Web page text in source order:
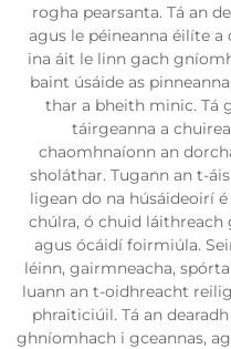
rogha pearsanta. Tá an
agus le péineanna éilíte
ina áit le linn gach
baint úsáide as
thar a bheith minic. Tá
táirgeanna a
chaomhnaíonn an
sholáthar. Tugann an t-
ligean do na húsáideoirí
chúlra, ó chuid
agus ócáidí foirmiúla.
léinn, gairmneacha,
luann an t-oidhreacht
phraiticiúil. Tá an
ghníomhach i gceannas,